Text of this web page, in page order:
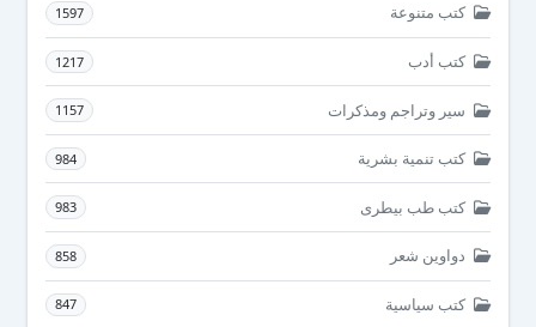
كتب متنوعة 1597
كتب أدب 1217
سير وتراجم ومذكرات 1157
كتب تنمية بشرية 984
كتب طب بيطرى 983
دواوين شعر 858
كتب سياسية 847